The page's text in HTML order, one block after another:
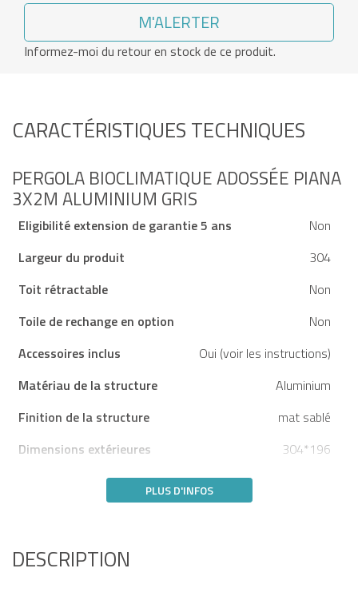
M'ALERTER
Informez-moi du retour en stock de ce produit.
CARACTÉRISTIQUES TECHNIQUES
PERGOLA BIOCLIMATIQUE ADOSSÉE PIANA
3X2M ALUMINIUM GRIS
Eligibilité extension de garantie 5 ans
Non
Largeur du produit
304
Toit rétractable
Non
Toile de rechange en option
Non
Accessoires inclus
Oui (voir les instructions)
Matériau de la structure
Aluminium
Finition de la structure
mat sablé
Dimensions extérieures
304*196
PLUS D'INFOS
DESCRIPTION